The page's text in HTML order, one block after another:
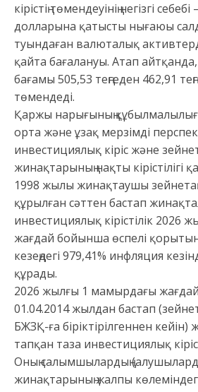
кірістің төмендеуінің негізгі
долларына қатысты нығаюы
туындаған валюталық
қайта бағалануы. Атап
бағамы 505,53 теңгеден 462,91
төмендеді.
Қаржы нарығының
орта және ұзақ мерзімді
инвестициялық кіріс және
жинақтарының нақты кірістілігі
1998 жылы жинақтаушы
құрылған сәттен бастап
инвестициялық кірістілік 2026
жағдай бойынша өспелі
кезеңдегі 979,41% инфляция
құрады.
2026 жылғы 1 мамырдағы
01.04.2014 жылдан бастап
БЖЗҚ-ға біріктірілгеннен
тапқан таза инвестициялық
Оның салымшылардың
жинақтарының жалпы